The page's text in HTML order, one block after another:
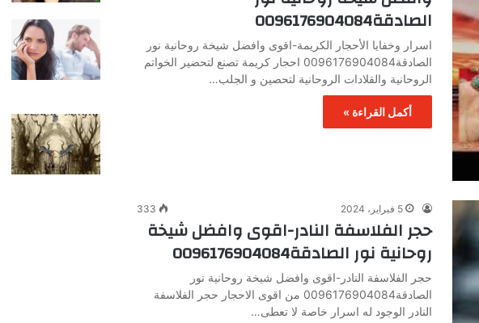
الصادقة0096176904084
اسرار وخفايا الأحجار الكريمة-اقوى وافضل شيخة روحانية نور
الصادقة0096176904084 احجار كريمة تصنع لتحضير الخواتم
الروحانية والقلادات الروحانية لتحصين و الجلب…
أكمل القراءة »
5 فبراير، 2024 333
حجر الفلاسفة النادر-اقوى وافضل شيخة
روحانية نور الصادقة0096176904084
حجر الفلاسفة النادر-اقوى وافضل شيخة روحانية نور
الصادقة0096176904084 من اقوى الاحجار حجر الفلاسفة
النادر الوجود له اسرار خاصة لا تعطى…